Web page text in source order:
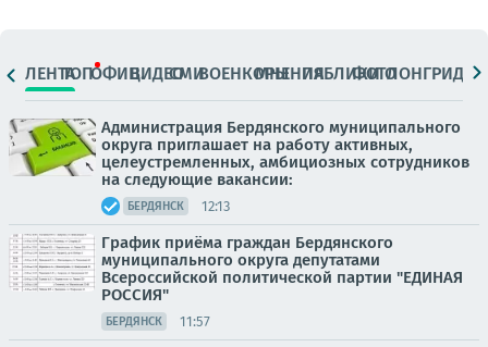
ЛЕНТАТОПОФИЦ.ВИДЕОСМИВОЕНКОРЫМНЕНИЯПАБЛИКИ
ФОТОЛОНГРИДЫ
Администрация Бердянского муниципального
округа приглашает на работу активных,
целеустремленных, амбициозных сотрудников
на следующие вакансии:
БЕРДЯНСК 12:13
График приёма граждан Бердянского
муниципального округа депутатами
Всероссийской политической партии "ЕДИНАЯ
РОССИЯ"
БЕРДЯНСК 11:57